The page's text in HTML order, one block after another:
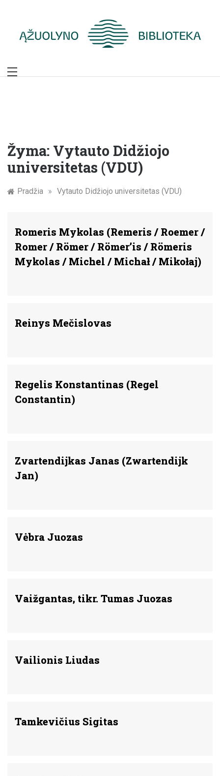
Žymūs Kauno
Žyma: Vytauto Didžiojo
universitetas (VDU)
Pradžia » Vytauto Didžiojo universitetas (VDU)
Romeris Mykolas (Remeris / Roemer /
Romer / Römer / Römer’is / Römeris
Mykolas / Michel / Michał / Mikołaj)
Reinys Mečislovas
Regelis Konstantinas (Regel
Constantin)
Zvartendijkas Janas (Zwartendijk
Jan)
Vėbra Juozas
Vaižgantas, tikr. Tumas Juozas
Vailionis Liudas
Tamkevičius Sigitas